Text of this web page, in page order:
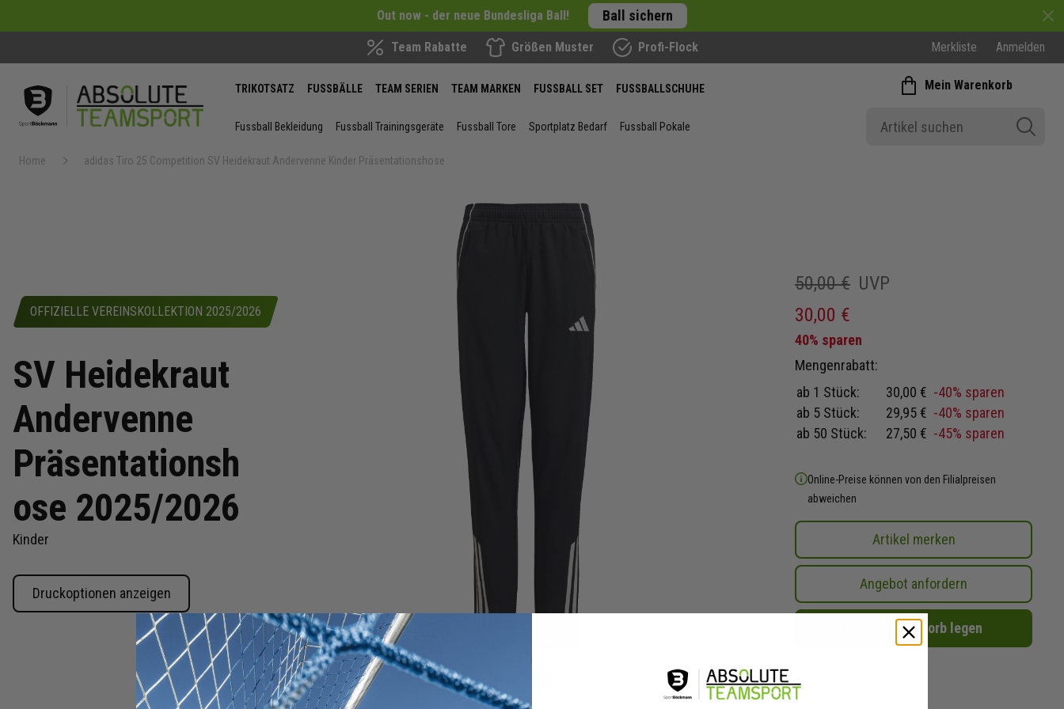
Out now - der neue Bundesliga Ball! Ball sichern
Team Rabatte Größen Muster Profi-Flock Merkliste Anmelden
TRIKOTSATZ FUSSBÄLLE TEAM SERIEN TEAM MARKEN FUSSBALL SET FUSSBALLSCHUHE
Fussball Bekleidung Fussball Trainingsgeräte Fussball Tore Sportplatz Bedarf Fussball Pokale
Mein Warenkorb
Home adidas Tiro 25 Competition SV Heidekraut Andervenne Kinder Präsentationshose
OFFIZIELLE VEREINSKOLLEKTION 2025/2026
SV Heidekraut
Andervenne
Präsentationsh
ose 2025/2026
Kinder
Druckoptionen anzeigen
Zum
Anfang
der
50,00 € UVP
30,00 €
40% sparen
Mengenrabatt:
ab 1 Stück:
30,00 € -40% sparen
ab 5 Stück:
29,95 € -40% sparen
ab 50 Stück:
27,50 € -45% sparen
Online-Preise können von den Filialpreisen
abweichen
Artikel merken
Angebot anfordern
In den Warenkorb legen